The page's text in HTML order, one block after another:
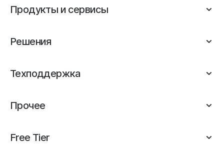
Продукты и сервисы
Решения
Техподдержка
Прочее
Free Tier